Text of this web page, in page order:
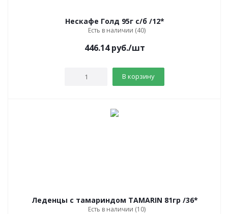
Нескафе Голд 95г с/б /12*
Есть в наличии (40)
446.14руб./шт
В корзину
Леденцы с тамариндом TAMARIN 81гр /36*
Есть в наличии (10)